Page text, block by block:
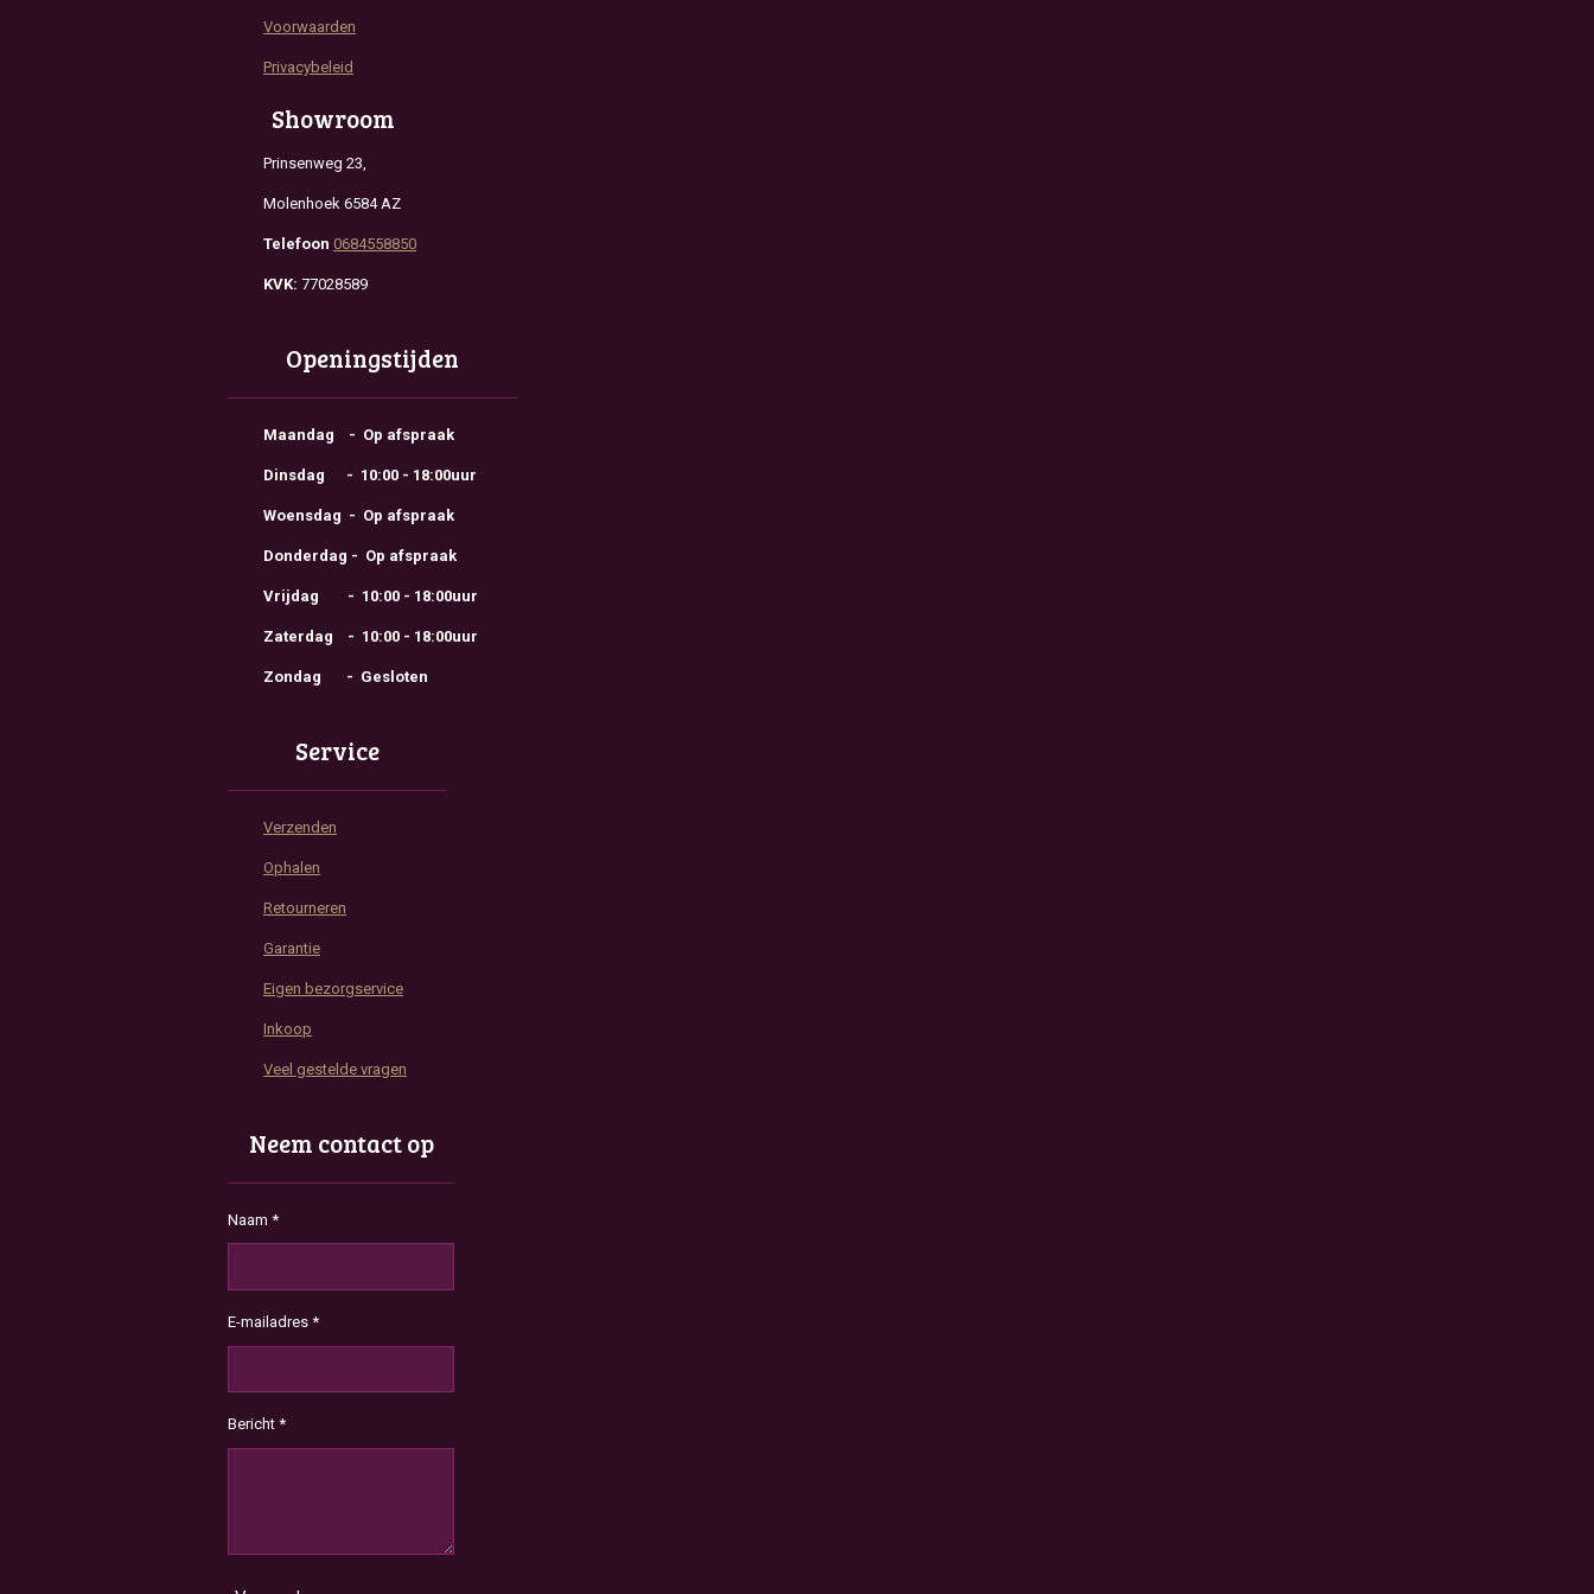
Voorwaarden
Privacybeleid
Showroom
Prinsenweg 23,
Molenhoek 6584 AZ
Telefoon 0684558850
KVK: 77028589
Openingstijden
Maandag - Op afspraak
Dinsdag - 10:00 - 18:00uur
Woensdag - Op afspraak
Donderdag - Op afspraak
Vrijdag - 10:00 - 18:00uur
Zaterdag - 10:00 - 18:00uur
Zondag - Gesloten
Service
Verzenden
Ophalen
Retourneren
Garantie
Eigen bezorgservice
Inkoop
Veel gestelde vragen
Neem contact op
Naam *
E-mailadres *
Bericht *